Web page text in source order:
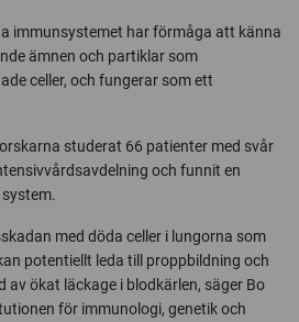
immunsystemet har förmåga att känna
ämnen och partiklar som
celler, och fungerar som ett
studerat 66 patienter med svår
och funnit en
med döda celler i lungorna som
potentiellt leda till proppbildning och
av ökat läckage i blodkärlen, säger Bo
för immunologi, genetik och